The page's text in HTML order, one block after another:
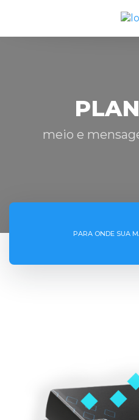
meio e
PARA ONDE SUA